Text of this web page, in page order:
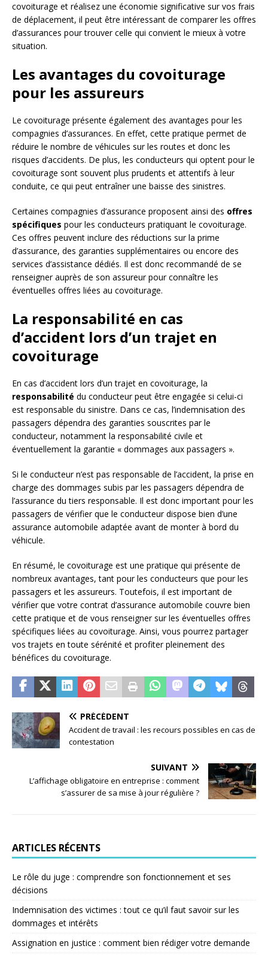
covoiturage et réalisez une économie significative sur vos frais
de déplacement, il peut être intéressant de comparer les offres
d’assurances pour trouver celle qui convient le mieux à votre
situation.
Les avantages du covoiturage
pour les assureurs
Le covoiturage présente également des avantages pour les
compagnies d’assurances. En effet, cette pratique permet de
réduire le nombre de véhicules sur les routes et donc les
risques d’accidents. De plus, les conducteurs qui optent pour le
covoiturage sont souvent plus prudents et attentifs à leur
conduite, ce qui peut entraîner une baisse des sinistres.
Certaines compagnies d’assurance proposent ainsi des offres
spécifiques pour les conducteurs pratiquant le covoiturage.
Ces offres peuvent inclure des réductions sur la prime
d’assurance, des garanties supplémentaires ou encore des
services d’assistance dédiés. Il est donc recommandé de se
renseigner auprès de son assureur pour connaître les
éventuelles offres liées au covoiturage.
La responsabilité en cas
d’accident lors d’un trajet en
covoiturage
En cas d’accident lors d’un trajet en covoiturage, la
responsabilité du conducteur peut être engagée si celui-ci
est responsable du sinistre. Dans ce cas, l’indemnisation des
passagers dépendra des garanties souscrites par le
conducteur, notamment la responsabilité civile et
éventuellement la garantie « dommages aux passagers ».
Si le conducteur n’est pas responsable de l’accident, la prise en
charge des dommages subis par les passagers dépendra de
l’assurance du tiers responsable. Il est donc important pour les
passagers de vérifier que le conducteur dispose bien d’une
assurance automobile adaptée avant de monter à bord du
véhicule.
En résumé, le covoiturage est une pratique qui présente de
nombreux avantages, tant pour les conducteurs que pour les
passagers et les assureurs. Toutefois, il est important de
vérifier que votre contrat d’assurance automobile couvre bien
cette pratique et de vous renseigner sur les éventuelles offres
spécifiques liées au covoiturage. Ainsi, vous pourrez partager
vos trajets en toute sérénité et profiter pleinement des
bénéfices du covoiturage.
PRÉCÉDENT
Accident de travail : les recours possibles en cas de
contestation
SUIVANT
L’affichage obligatoire en entreprise : comment
s’assurer de sa mise à jour régulière ?
ARTICLES RÉCENTS
Le rôle du juge : comprendre son fonctionnement et ses
décisions
Indemnisation des victimes : tout ce qu’il faut savoir sur les
dommages et intérêts
Assignation en justice : comment bien rédiger votre demande